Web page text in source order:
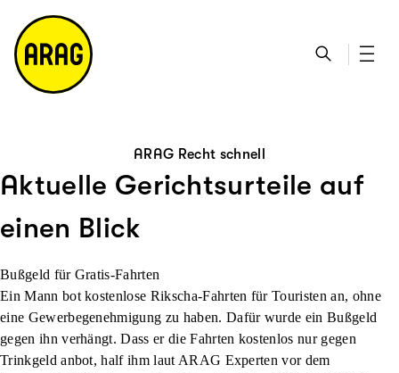
h
e
ta
k
ts
ei
te
e
m
a
p
ARAG Recht schnell
Aktuelle Gerichtsurteile auf
einen Blick
Bußgeld für Gratis-Fahrten
Ein Mann bot kostenlose Rikscha-Fahrten für Touristen an, ohne
eine Gewerbegenehmigung zu haben. Dafür wurde ein Bußgeld
gegen ihn verhängt. Dass er die Fahrten kostenlos nur gegen
Trinkgeld anbot, half ihm laut ARAG Experten vor dem